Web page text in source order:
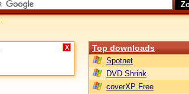
X Top downloads
Spotnet
DVD Shrink
coverXP Free